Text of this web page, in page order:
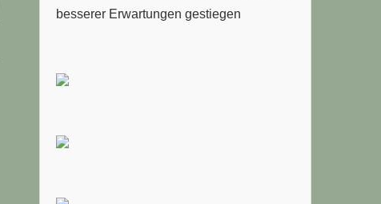
besserer Erwartungen gestiegen